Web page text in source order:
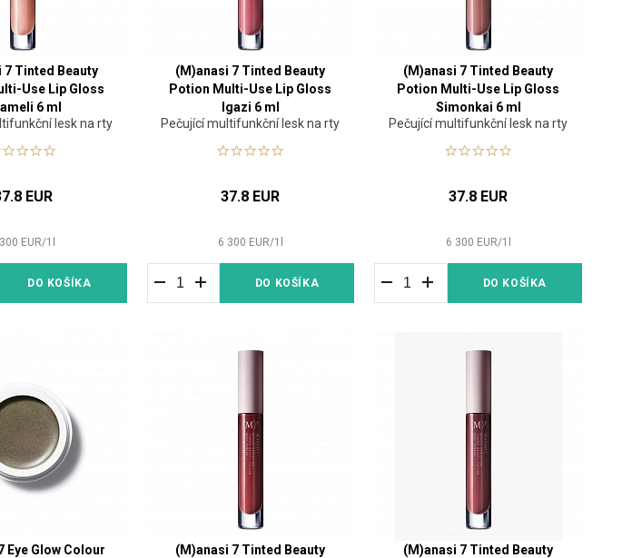
7 Tinted Beauty
Use Lip Gloss
6 ml
lesk na rty
EUR
EUR/1
DO KOŠÍKA
(M)anasi 7 Tinted Beauty
Potion Multi-Use Lip Gloss
Igazi 6 ml
Pečující multifunkční lesk na rty
37.8 EUR
6 300 EUR/1
DO KOŠÍKA
(M)anasi 7 Tinted Beauty
Potion Multi-Use Lip Gloss
Simonkai 6 ml
Pečující multifunkční lesk na rty
37.8 EUR
6 300 EUR/1
DO KOŠÍKA
Eye Glow Colour
(M)anasi 7 Tinted Beauty
(M)anasi 7 Tinted Beauty